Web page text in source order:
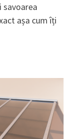
savoarea
așa cum îți